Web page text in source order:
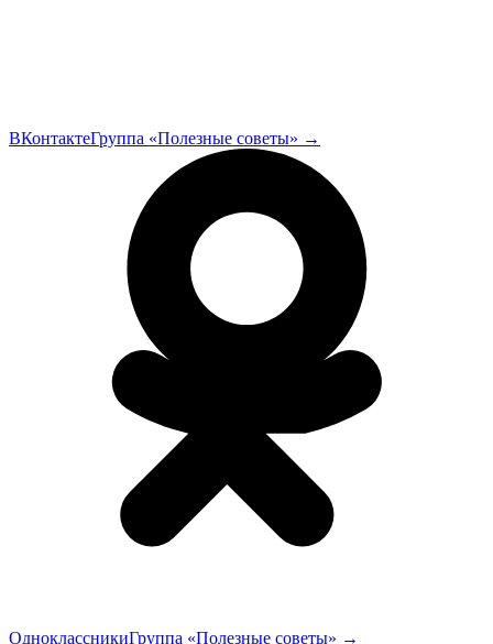
ВКонтактеГруппа «Полезные советы» →
ОдноклассникиГруппа «Полезные советы» →